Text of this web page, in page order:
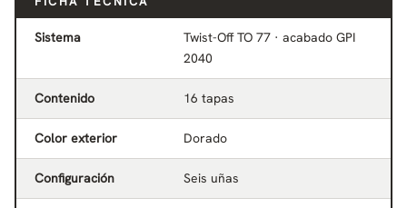
Sistema
Twist-Off TO 77 · acabado GPI
2040
Contenido 16 tapas
Color exterior Dorado
Configuración Seis uñas